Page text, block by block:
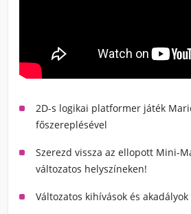
2D-s logikai platformer játék
főszereplésével
Szerezd vissza az ellopott Mini-
változatos helyszíneken!
Változatos kihívások és